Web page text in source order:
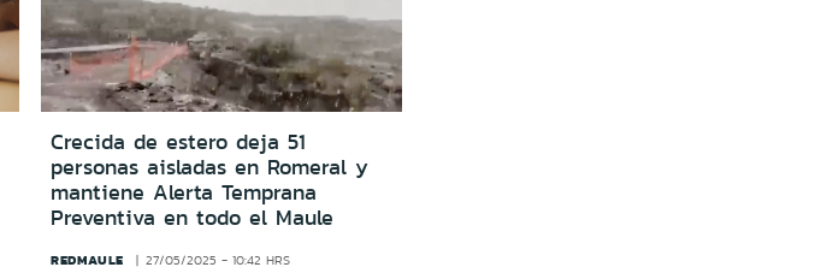
Crecida de estero deja 51
personas aisladas en Romeral y
mantiene Alerta Temprana
Preventiva en todo el Maule
REDMAULE 27/05/2025 - 10:42 HRS